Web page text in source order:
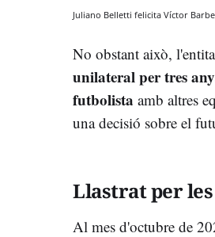
Juliano Belletti felicita Víctor
No obstant això,
unilateral per tres
futbolista amb altres
una decisió sobre el
Llastrat per
Al mes d'octubre de